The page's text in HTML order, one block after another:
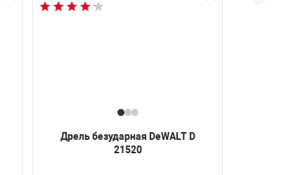
Дрель безударная DeWALT D
21520